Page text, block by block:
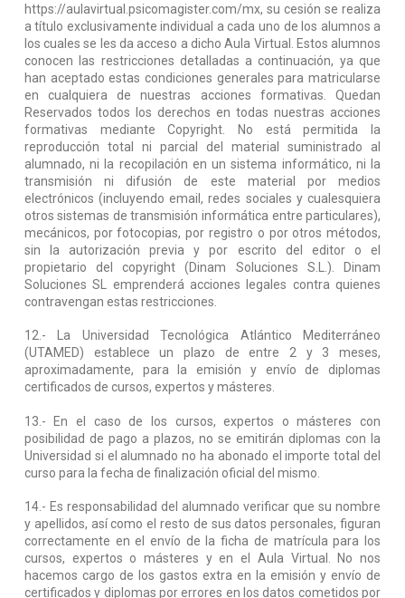
https://aulavirtual.psicomagister.com/mx, su cesión se realiza
a título exclusivamente individual a cada uno de los alumnos a
los cuales se les da acceso a dicho Aula Virtual. Estos alumnos
conocen las restricciones detalladas a continuación, ya que
han aceptado estas condiciones generales para matricularse
en cualquiera de nuestras acciones formativas. Quedan
Reservados todos los derechos en todas nuestras acciones
formativas mediante Copyright. No está permitida la
reproducción total ni parcial del material suministrado al
alumnado, ni la recopilación en un sistema informático, ni la
transmisión ni difusión de este material por medios
electrónicos (incluyendo email, redes sociales y cualesquiera
otros sistemas de transmisión informática entre particulares),
mecánicos, por fotocopias, por registro o por otros métodos,
sin la autorización previa y por escrito del editor o el
propietario del copyright (Dinam Soluciones S.L.). Dinam
Soluciones SL emprenderá acciones legales contra quienes
contravengan estas restricciones.
12.- La Universidad Tecnológica Atlántico Mediterráneo
(UTAMED) establece un plazo de entre 2 y 3 meses,
aproximadamente, para la emisión y envío de diplomas
certificados de cursos, expertos y másteres.
13.- En el caso de los cursos, expertos o másteres con
posibilidad de pago a plazos, no se emitirán diplomas con la
Universidad si el alumnado no ha abonado el importe total del
curso para la fecha de finalización oficial del mismo.
14.- Es responsabilidad del alumnado verificar que su nombre
y apellidos, así como el resto de sus datos personales, figuran
correctamente en el envío de la ficha de matrícula para los
cursos, expertos o másteres y en el Aula Virtual. No nos
hacemos cargo de los gastos extra en la emisión y envío de
certificados y diplomas por errores en los datos cometidos por